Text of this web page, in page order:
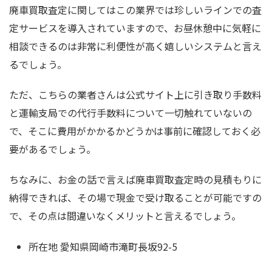
廃車買取査定に関してはこの業界では珍しいラインでの査
定サービスを導入されていますので、お昼休憩中に気軽に
相談できるのは非常に利便性が高く嬉しいシステムと言え
るでしょう。
ただ、こちらの業者さんは公式サイト上に引き取り手数料
と運輸支局での代行手数料について一切触れていないの
で、そこに費用がかかるかどうかは事前に確認しておく必
要があるでしょう。
ちなみに、お金の話で言えば廃車買取査定時の見積もりに
納得できれば、その場で現金で受け取ることが可能ですの
で、その点は間違いなくメリットと言えるでしょう。
所在地 愛知県岡崎市滝町長坂92-5